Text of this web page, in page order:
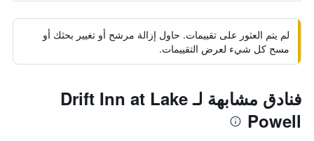
لم يتم العثور على تقييمات. حاول إزالة مرشح أو تغيير بحثك أو
مسح كل شيء لعرض التقييمات.
فنادق مشابهة لـ Drift Inn at Lake
Powell